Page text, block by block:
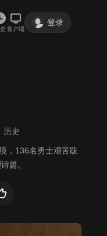
客户端
登录
历史
，136名勇士艰苦跋
篇。